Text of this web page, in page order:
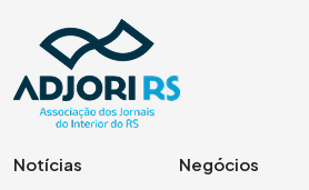
Notícias Negócios